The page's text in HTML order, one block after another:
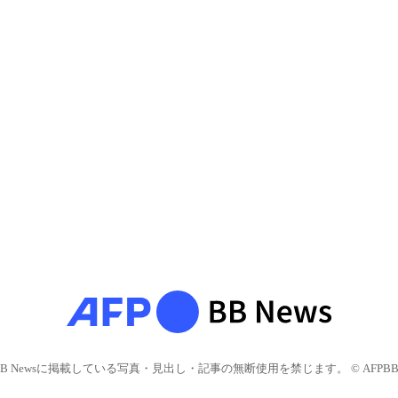
Newsに掲載している写真・見出し・記事の無断使用を禁じます。 © AFPBB